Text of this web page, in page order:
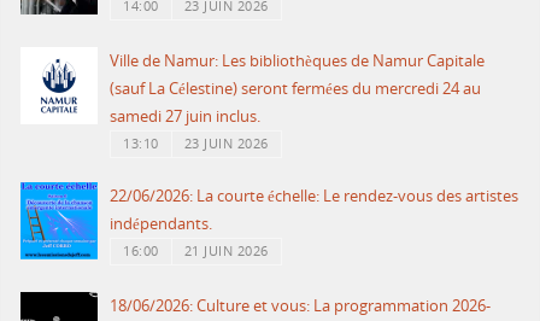
14:00 23 JUIN 2026
Ville de Namur: Les bibliothèques de Namur Capitale
(sauf La Célestine) seront fermées du mercredi 24 au
samedi 27 juin inclus.
13:10 23 JUIN 2026
22/06/2026: La courte échelle: Le rendez-vous des artistes
indépendants.
16:00 21 JUIN 2026
18/06/2026: Culture et vous: La programmation 2026-